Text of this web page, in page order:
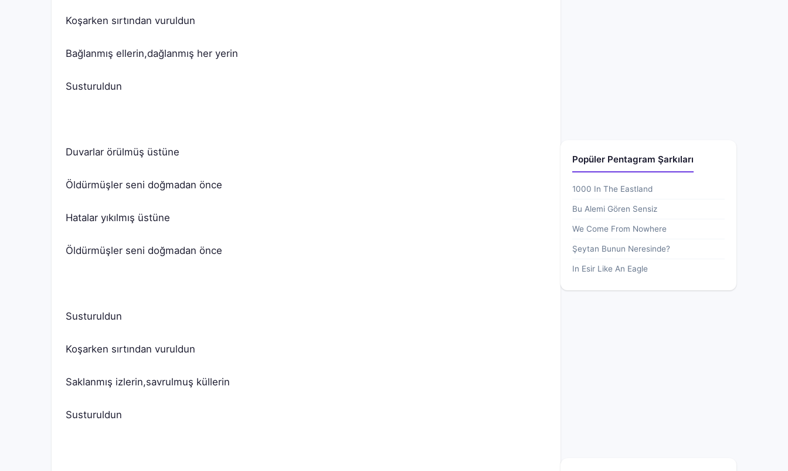
Popüler Pentagram Şarkıları
1000 In The Eastland
Bu Alemi Gören Sensiz
We Come From Nowhere
Şeytan Bunun Neresinde?
In Esir Like An Eagle